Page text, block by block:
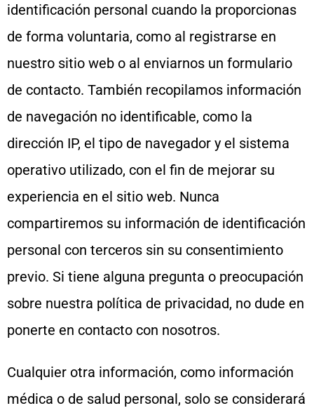
identificación personal cuando la proporcionas
de forma voluntaria, como al registrarse en
nuestro sitio web o al enviarnos un formulario
de contacto. También recopilamos información
de navegación no identificable, como la
dirección IP, el tipo de navegador y el sistema
operativo utilizado, con el fin de mejorar su
experiencia en el sitio web. Nunca
compartiremos su información de identificación
personal con terceros sin su consentimiento
previo. Si tiene alguna pregunta o preocupación
sobre nuestra política de privacidad, no dude en
ponerte en contacto con nosotros.
Cualquier otra información, como información
médica o de salud personal, solo se considerará